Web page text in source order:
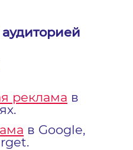
реклама в
в Google,